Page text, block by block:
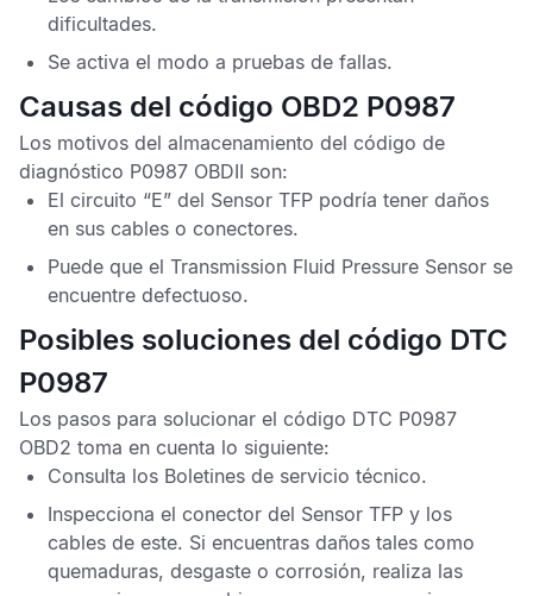
dificultades.
Se activa el modo a pruebas de fallas.
Causas del código OBD2 P0987
Los motivos del almacenamiento del código de
diagnóstico P0987 OBDII son:
El circuito “E” del Sensor TFP podría tener daños
en sus cables o conectores.
Puede que el Transmission Fluid Pressure Sensor se
encuentre defectuoso.
Posibles soluciones del código DTC
P0987
Los pasos para solucionar el código DTC P0987
OBD2 toma en cuenta lo siguiente:
Consulta los Boletines de servicio técnico.
Inspecciona el conector del Sensor TFP y los
cables de este. Si encuentras daños tales como
quemaduras, desgaste o corrosión, realiza las